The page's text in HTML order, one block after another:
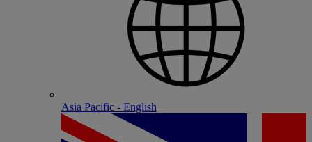
Asia Pacific - English